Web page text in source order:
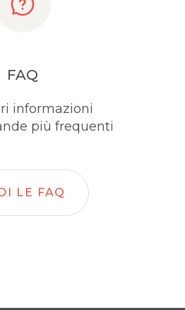
FAQ
informazioni
più frequenti
LE FAQ